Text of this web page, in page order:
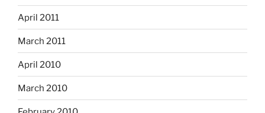
April 2011
March 2011
April 2010
March 2010